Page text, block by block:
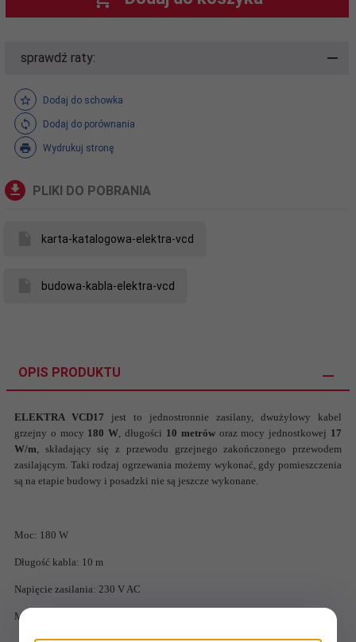
sprawdź raty:
Dodaj do schowka
Dodaj do porównania
Wydrukuj stronę
PLIKI DO POBRANIA
karta-katalogowa-elektra-vcd
budowa-kabla-elektra-vcd
OPIS PRODUKTU
ELEKTRA VCD17 jest to jednostronnie zasilany, dwużyłowy kabel
grzejny o mocy 180 W, długości 10 metróworaz mocy jednostkowej 17
W/m, składający się z przewodu grzejnego zakończonego przewodem
zasilającym. Taki rodzaj ogrzewania możemy wykonać, gdy pomieszczenia
są na etapie budowy i posadzki nie są jeszcze wykonane.
Moc: 180 W
Długość kabla: 10 m
Napięcie zasilania: 230 V AC
Moc jednostkowa: 17 W/m